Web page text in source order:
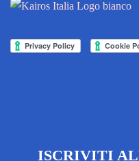
ISCRIVITI